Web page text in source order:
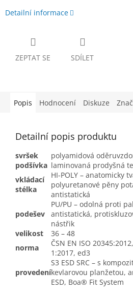
Detailní informace
ZEPTAT SE SDÍLET
Popis Hodnocení Diskuze
Detailní popis produktu
svršek
polyamidová
podšívka laminovaná prodyšná
vkládací
stélka
HI-POLY – anatomicky
polyuretanové pěny
antistatická
podešev
PU/PU – odolná proti
antistatická,
nástřik
velikost
36 – 48
norma
ČSN EN ISO
1:2017, ed3
provedení
S3 ESD SRC – s
kevlarovou planžetou,
ESD, Boa® Fit System